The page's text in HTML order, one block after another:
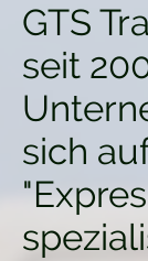
GTS
seit
sich